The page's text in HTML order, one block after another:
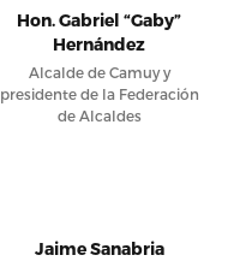
Hon. Gabriel “Gaby”
Hernández
Alcalde de Camuy y
presidente de la Federación
de Alcaldes
Jaime Sanabria